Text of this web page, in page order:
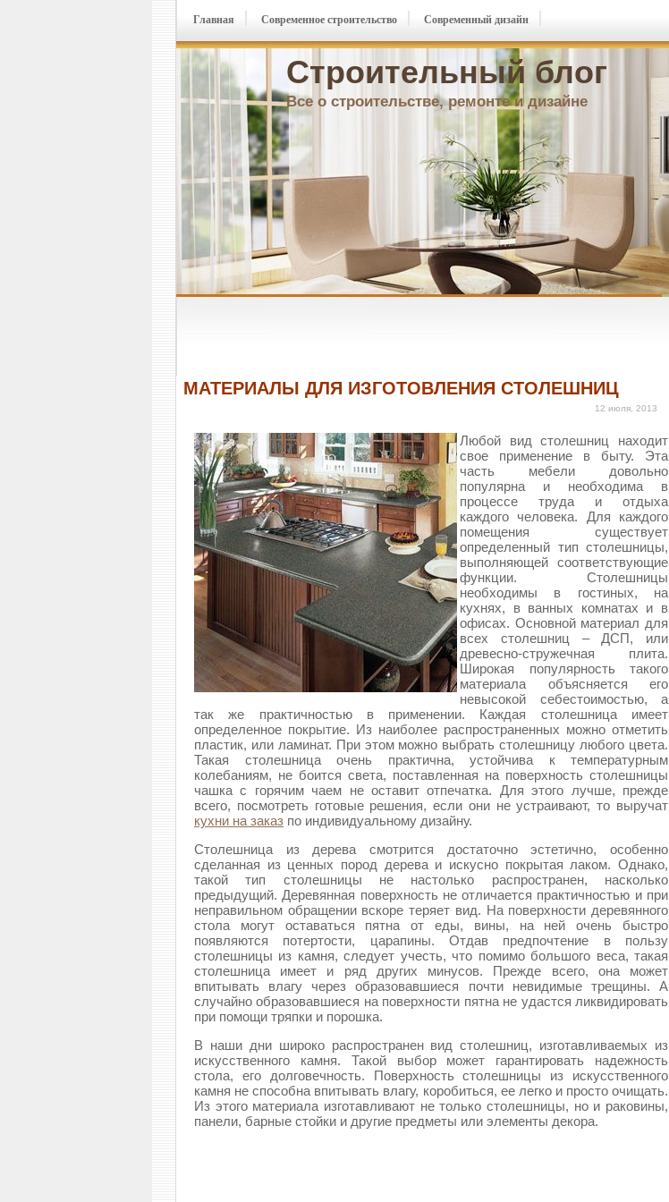
Строительный блог
Все о строительстве, ремонте и дизайне
Главная Современное строительство Современный дизайн
МАТЕРИАЛЫ ДЛЯ ИЗГОТОВЛЕНИЯ СТОЛЕШНИЦ
12 июля, 2013
Любой вид столешниц находит
свое применение в быту. Эта
часть мебели довольно
популярна и необходима в
процессе труда и отдыха
каждого человека. Для каждого
помещения существует
определенный тип столешницы,
выполняющей соответствующие
функции. Столешницы
необходимы в гостиных, на
кухнях, в ванных комнатах и в
офисах. Основной материал для
всех столешниц – ДСП, или
древесно-стружечная плита.
Широкая популярность такого
материала объясняется его
невысокой себестоимостью, а
так же практичностью в применении. Каждая столешница имеет
определенное покрытие. Из наиболее распространенных можно отметить
пластик, или ламинат. При этом можно выбрать столешницу любого цвета.
Такая столешница очень практична, устойчива к температурным
колебаниям, не боится света, поставленная на поверхность столешницы
чашка с горячим чаем не оставит отпечатка. Для этого лучше, прежде
всего, посмотреть готовые решения, если они не устраивают, то выручат
кухни на заказ по индивидуальному дизайну.
Столешница из дерева смотрится достаточно эстетично, особенно
сделанная из ценных пород дерева и искусно покрытая лаком. Однако,
такой тип столешницы не настолько распространен, насколько
предыдущий. Деревянная поверхность не отличается практичностью и при
неправильном обращении вскоре теряет вид. На поверхности деревянного
стола могут оставаться пятна от еды, вины, на ней очень быстро
появляются потертости, царапины. Отдав предпочтение в пользу
столешницы из камня, следует учесть, что помимо большого веса, такая
столешница имеет и ряд других минусов. Прежде всего, она может
впитывать влагу через образовавшиеся почти невидимые трещины. А
случайно образовавшиеся на поверхности пятна не удастся ликвидировать
при помощи тряпки и порошка.
В наши дни широко распространен вид столешниц, изготавливаемых из
искусственного камня. Такой выбор может гарантировать надежность
стола, его долговечность. Поверхность столешницы из искусственного
камня не способна впитывать влагу, коробиться, ее легко и просто очищать.
Из этого материала изготавливают не только столешницы, но и раковины,
панели, барные стойки и другие предметы или элементы декора.